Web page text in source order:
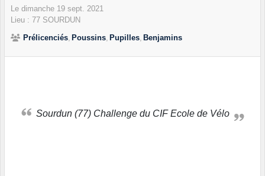
Le dimanche 19 sept. 2021
Lieu : 77 SOURDUN
Prélicenciés Poussins Pupilles Benjamins
Sourdun (77) Challenge du CIF Ecole de Vélo